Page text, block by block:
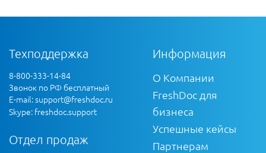
Техподдержка
8-800-333-14-84
Звонок по РФ бесплатный
E-mail:support@freshdoc.ru
Skype: freshdoc.support
Отдел продаж
Информация
О Компании
FreshDoc для
бизнеса
Успешные кейсы
Партнерам